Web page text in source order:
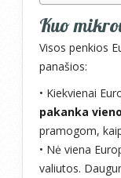
Kuo
Visos penkios
panašios:
• Kiekvienai
pakanka
pramogom,
• Nė viena
valiutos.